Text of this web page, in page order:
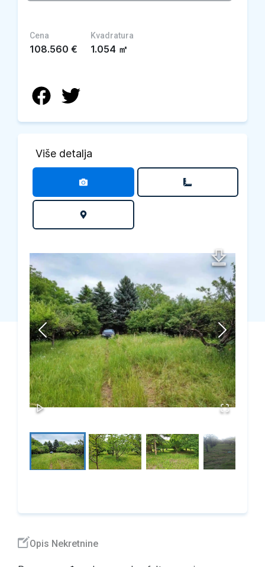
Cena
108.560 €
Kvadratura
1.054 ㎡
Više detalja
Opis Nekretnine